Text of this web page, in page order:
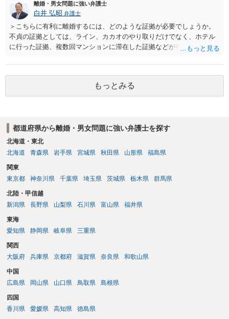
離婚・男女問題に強い弁護士
白井 弘昭 弁護士
＞こちらに有利に離婚するには、どのような証拠が必要でしょうか。
不貞の証拠としては、ライン、カカオのやり取りだけでなく、ホテル
に行った証拠、複数回マンションに滞在した証拠などが有効です。 不
婚する、慰謝料をとるなど）ことができると思われます。 ただし、不
貞発覚後、長期間同居を続けると、不貞を許したとの評価につながる
場合がありますので、ご注意ください。 以上、ご参考まで。
もっとみる
都道府県から離婚・男女問題に強い弁護士を探す
北海道・東北
北海道
青森県 岩手県 宮城県 秋田県 山形県 福島県
関東
東京都
神奈川県 千葉県 埼玉県 茨城県 栃木県 群馬県
北陸・甲信越
新潟県
長野県 山梨県 石川県 富山県 福井県
東海
愛知県
静岡県 岐阜県 三重県
関西
大阪府
兵庫県 京都府 滋賀県 奈良県 和歌山県
中国
広島県
岡山県 山口県 鳥取県 島根県
四国
香川県
愛媛県 高知県 徳島県